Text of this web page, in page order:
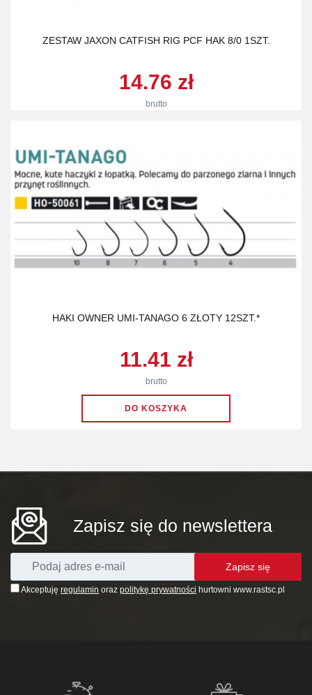
ZESTAW JAXON CATFISH RIG PCF HAK 8/0 1SZT.
14.76 zł
brutto
HAKI OWNER UMI-TANAGO 6 ZŁOTY 12SZT.*
11.41 zł
brutto
Zapisz się do newslettera
Akceptuję regulamin oraz politykę prywatności hurtowni www.rastsc.pl
Zapisz się